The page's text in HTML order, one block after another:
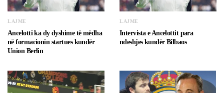
LAJME
Ancelotti ka dy dyshime të mëdha
në formacionin startues kundër
Union Berlin
LAJME
Intervista e Ancelottit para
ndeshjes kundër Bilbaos